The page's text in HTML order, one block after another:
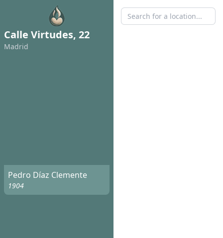
Calle Virtudes, 22
Madrid
Pedro Díaz Clemente
1904